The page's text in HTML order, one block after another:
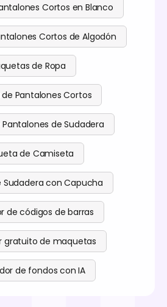
Cortos en Blanco
Cortos de Algodón
de Ropa
Pantalones Cortos
de Sudadera
de Camiseta
Sudadera con Capucha
de códigos de barras
gratuito de maquetas
de fondos con IA